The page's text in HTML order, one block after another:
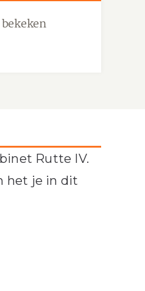
Rutte IV.
het je in dit